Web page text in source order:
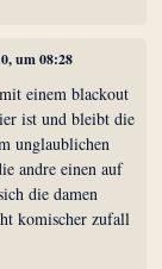
um 08:28
einem blackout
ist und bleibt die
unglaublichen
andre einen auf
die damen
komischer zufall